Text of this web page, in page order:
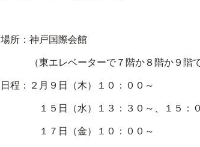
場所：神戸国際会館
（東エレベーターで７階か８階か９階で
日程：２月９日（木）１０：００～
１５日（水）１３：３０～、１５：０
１７日（金）１０：００～